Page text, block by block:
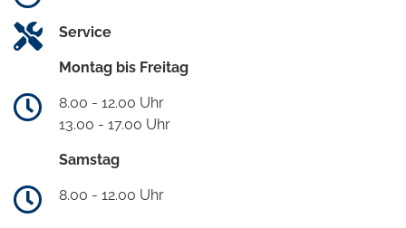
Service
Montag bis Freitag
8.00 - 12.00 Uhr
13.00 - 17.00 Uhr
Samstag
8.00 - 12.00 Uhr